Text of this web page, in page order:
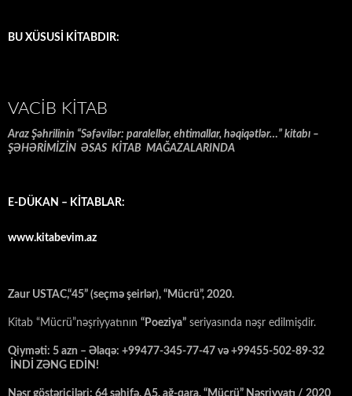
BU XÜSUSİ KİTABDIR:
VACIB KITAB
Araz Şəhrilinin “Səfəvilər: paralellər, ehtimallar, həqiqətlər…” kitabı –
ŞƏHƏRİMİZİN ƏSAS KİTAB MAĞAZALARINDA
E-DÜKAN – KİTABLAR:
www.kitabevim.az
Zaur USTAC,“45” (seçmə şeirlər), “Mücrü”, 2020.
Kitab “Mücrü”nəşriyyatının “Poeziya” seriyasında nəşr edilmişdir.
Qiyməti: 5 azn – Əlaqə: +99477-345-77-47 və +99455-502-89-32
İNDİ ZƏNG EDİN!